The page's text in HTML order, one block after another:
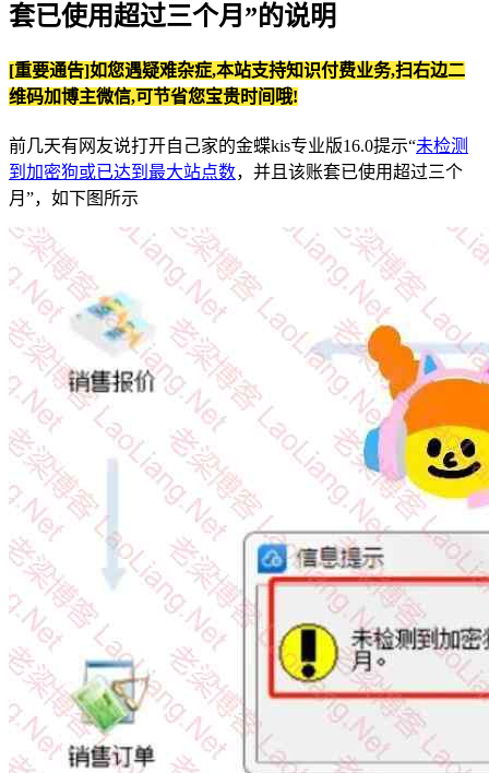
套已使用超过三个月”的说明
[重要通告]如您遇疑难杂症,本站支持知识付费业务,扫右边二
维码加博主微信,可节省您宝贵时间哦!
前几天有网友说打开自己家的金蝶kis专业版16.0提示“未检测
到加密狗或已达到最大站点数，并且该账套已使用超过三个
月”，如下图所示